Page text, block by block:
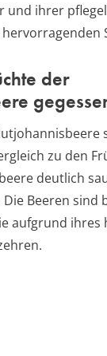
und ihrer
der
zu den
deutlich
Beeren sind
aufgrund ihres